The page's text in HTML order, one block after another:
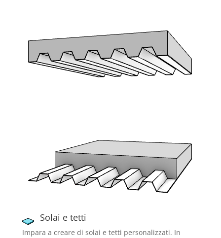
Solai e tetti
Impara a creare di solai e tetti personalizzati. In